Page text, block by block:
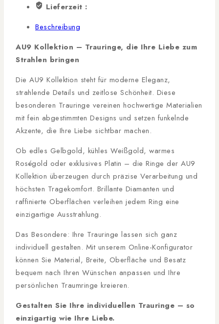
Lieferzeit :
Beschreibung
AU9 Kollektion – Trauringe, die Ihre Liebe zum
Strahlen bringen
Die AU9 Kollektion steht für moderne Eleganz,
strahlende Details und zeitlose Schönheit. Diese
besonderen Trauringe vereinen hochwertige Materialien
mit fein abgestimmten Designs und setzen funkelnde
Akzente, die Ihre Liebe sichtbar machen.
Ob edles Gelbgold, kühles Weißgold, warmes
Roségold oder exklusives Platin – die Ringe der AU9
Kollektion überzeugen durch präzise Verarbeitung und
höchsten Tragekomfort. Brillante Diamanten und
raffinierte Oberflächen verleihen jedem Ring eine
einzigartige Ausstrahlung.
Das Besondere: Ihre Trauringe lassen sich ganz
individuell gestalten. Mit unserem Online-Konfigurator
können Sie Material, Breite, Oberfläche und Besatz
bequem nach Ihren Wünschen anpassen und Ihre
persönlichen Traumringe kreieren.
Gestalten Sie Ihre individuellen Trauringe – so
einzigartig wie Ihre Liebe.